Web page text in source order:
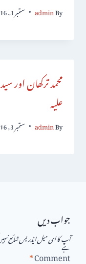
By
admin ستمبر 3, 2016
محمد ترکھان اور
علیہ
By
admin ستمبر 3, 2016
جواب دیں
آپ کا ای میل ایڈریس شائع
ہے
Comment
*